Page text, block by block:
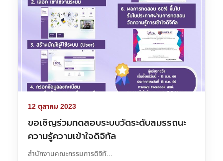
12 ตุลาคม 2023
ขอเชิญร่วมทดสอบระบบวัดระดับสมรรถนะ
ความรู้ความเข้าใจดิจิทัล
สำนักงานคณะกรรมการดิจิทั...